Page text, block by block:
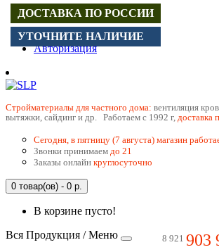
Регистрация
Авторизация
Cтройматериалы для частного дома: вентиляция
вытяжки, сайдинг и др. Работаем с 1992 г, доставка
Сегодня, в пятницу (7 августа) магазин
Звонки принимаем до 21
Заказы онлайн круглосуточно
0 товар(ов) - 0 р.
В корзине пусто!
8 921 903
Вся Продукция / Меню
ДОСТАВКА ПО РОССИИ
УТОЧНИТЕ НАЛИЧИЕ